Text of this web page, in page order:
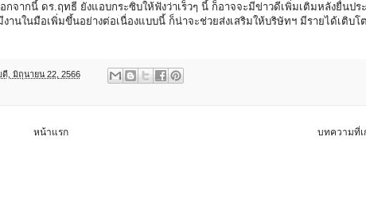
ากนี้ ดร.ฤทธี ยังแอบกระซิบให้ฟังว่าเร็วๆ นี้ ก็อาจจะมีข่าวดีเพิ่มเติมหลังยื่นปร
นในมือเพิ่มขึ้นอย่างต่อเนื่องแบบนี้ ก็น่าจะช่วยส่งเสริมให้บริษัทฯ มีรายได้เติบโ
, มิถุนายน 22, 2566
บทความที่เ
หน้าแรก